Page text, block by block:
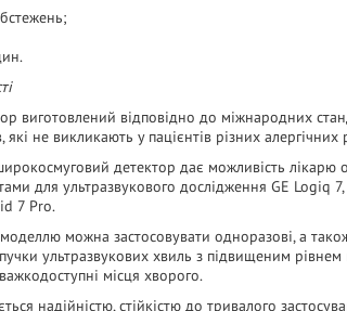
виготовлений відповідно до міжнародних
які не викликають у пацієнтів різних
детектор дає можливість
для ультразвукового дослідження GE
7 Pro.
можна застосовувати одноразові, а
ультразвукових хвиль з підвищеним
місця хворого.
надійністю, стійкістю до тривалого